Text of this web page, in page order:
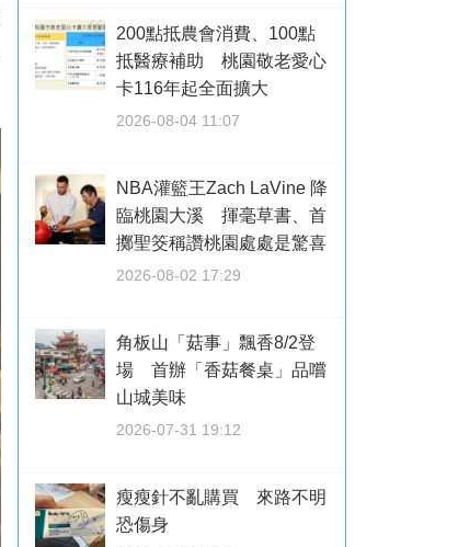
200點抵農會消費、100點
抵醫療補助 桃園敬老愛心
卡116年起全面擴大
2026-08-04 11:07
NBA灌籃王Zach LaVine 降
臨桃園大溪 揮毫草書、首
擲聖筊稱讚桃園處處是驚喜
2026-08-02 17:29
角板山「菇事」飄香8/2登
場 首辦「香菇餐桌」品嚐
山城美味
2026-07-31 19:12
瘦瘦針不亂購買 來路不明
恐傷身